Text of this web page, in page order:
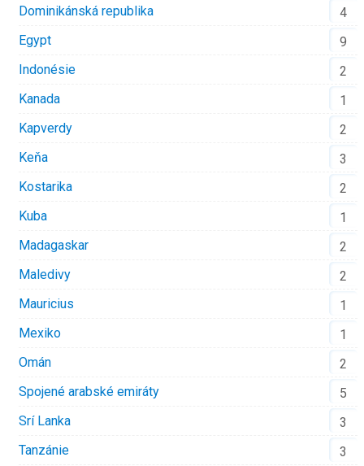
Dominikánská republika
4
Egypt
9
Indonésie
2
Kanada
1
Kapverdy
2
Keňa
3
Kostarika
2
Kuba
1
Madagaskar
2
Maledivy
2
Mauricius
1
Mexiko
1
Omán
2
Spojené arabské emiráty
5
Srí Lanka
3
Tanzánie
3